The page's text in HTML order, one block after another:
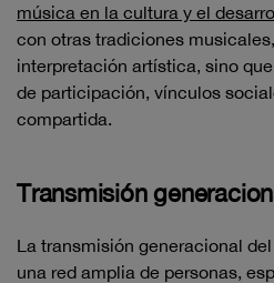
música en la cultura y el
con otras tradiciones
interpretación artística, sino
de participación, vínculos
compartida.
Transmisión
La transmisión generacional
una red amplia de personas,